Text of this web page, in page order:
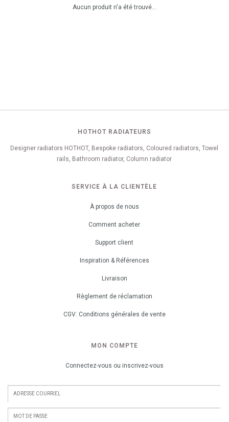
Aucun produit n'a été trouvé...
HOTHOT RADIATEURS
Designer radiators HOTHOT, Bespoke radiators, Coloured radiators, Towel
rails, Bathroom radiator, Column radiator
SERVICE À LA CLIENTÈLE
À propos de nous
Comment acheter
Support client
Inspiration & Références
Livraison
Règlement de réclamation
CGV: Conditions générales de vente
MON COMPTE
Connectez-vous ou inscrivez-vous